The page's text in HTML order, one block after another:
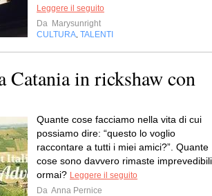
Leggere il seguito
Da Marysunright
CULTURA TALENTI
Catania in rickshaw con
Quante cose facciamo nella vita di cui
possiamo dire: “questo lo voglio
raccontare a tutti i miei amici?”. Quante
cose sono davvero rimaste imprevedibili
ormai? Leggere il seguito
Da Anna Pernice